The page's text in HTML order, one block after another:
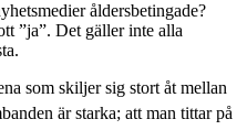
åldersbetingade?
”ja”. Det gäller inte alla
som skiljer sig stort åt mellan
är starka; att man tittar på